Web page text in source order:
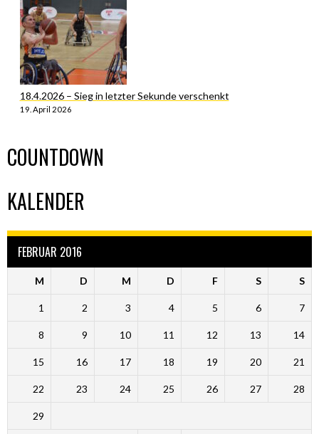
18.4.2026 – Sieg in letzter Sekunde verschenkt
19. April 2026
COUNTDOWN
KALENDER
FEBRUAR 2016
M D M D F S S
1 2 3 4 5 6 7
8 9 10 11 12 13 14
15 16 17 18 19 20 21
22 23 24 25 26 27 28
29